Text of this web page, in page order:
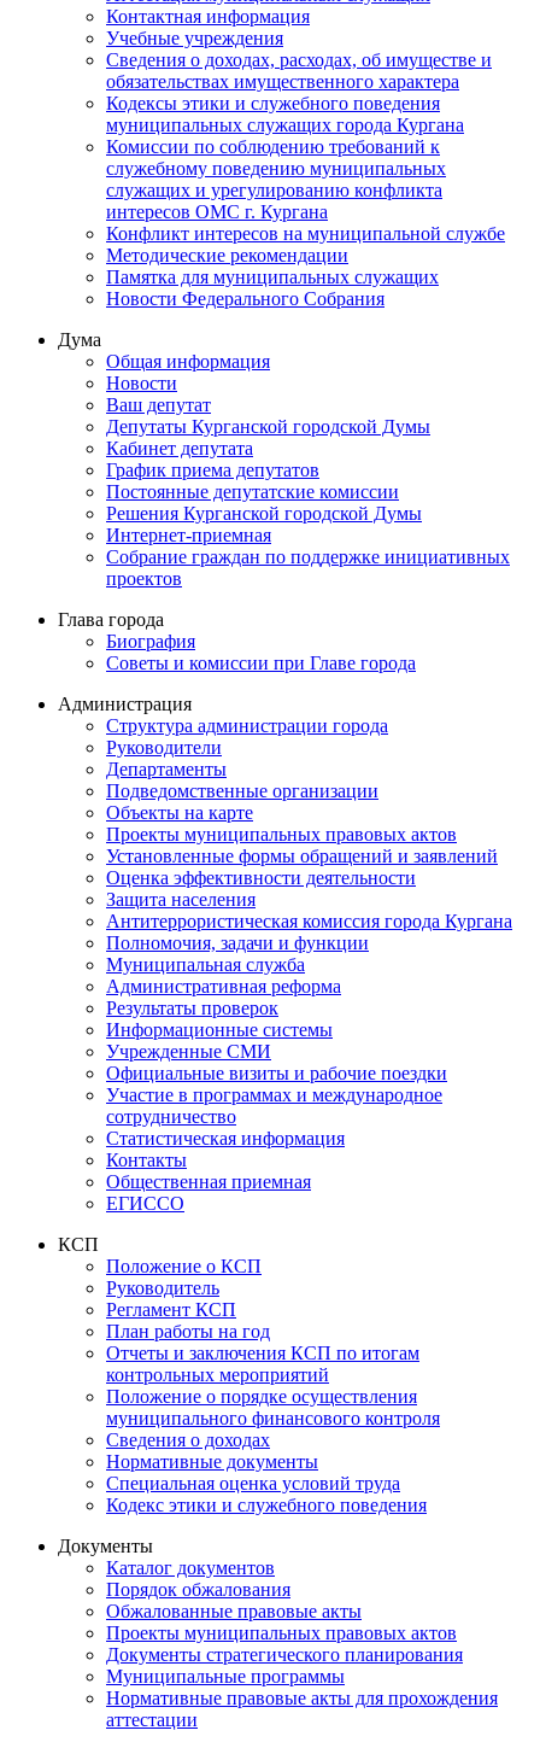
Контактная информация
Учебные учреждения
Сведения о доходах, расходах, об имуществе и
обязательствах имущественного характера
Кодексы этики и служебного поведения
муниципальных служащих города Кургана
Комиссии по соблюдению требований к
служебному поведению муниципальных
служащих и урегулированию конфликта
интересов ОМС г. Кургана
Конфликт интересов на муниципальной службе
Методические рекомендации
Памятка для муниципальных служащих
Новости Федерального Cобрания
Дума
Общая информация
Новости
Ваш депутат
Депутаты Курганской городской Думы
Кабинет депутата
График приема депутатов
Постоянные депутатские комиссии
Решения Курганской городской Думы
Интернет-приемная
Собрание граждан по поддержке инициативных
проектов
Глава города
Биография
Советы и комиссии при Главе города
Администрация
Структура администрации города
Руководители
Департаменты
Подведомственные организации
Объекты на карте
Проекты муниципальных правовых актов
Установленные формы обращений и заявлений
Оценка эффективности деятельности
Защита населения
Антитеррористическая комиссия города Кургана
Полномочия, задачи и функции
Муниципальная служба
Административная реформа
Результаты проверок
Информационные системы
Учрежденные СМИ
Официальные визиты и рабочие поездки
Участие в программах и международное
сотрудничество
Статистическая информация
Контакты
Общественная приемная
ЕГИССО
КСП
Положение о КСП
Руководитель
Регламент КСП
План работы на год
Отчеты и заключения КСП по итогам
контрольных мероприятий
Положение о порядке осуществления
муниципального финансового контроля
Сведения о доходах
Нормативные документы
Специальная оценка условий труда
Кодекс этики и служебного поведения
Документы
Каталог документов
Порядок обжалования
Обжалованные правовые акты
Проекты муниципальных правовых актов
Документы стратегического планирования
Муниципальные программы
Нормативные правовые акты для прохождения
аттестации